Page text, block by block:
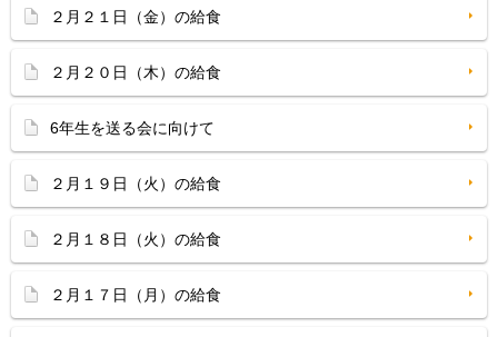
２月２１日（金）の給食
２月２０日（木）の給食
6年生を送る会に向けて
２月１９日（火）の給食
２月１８日（火）の給食
２月１７日（月）の給食